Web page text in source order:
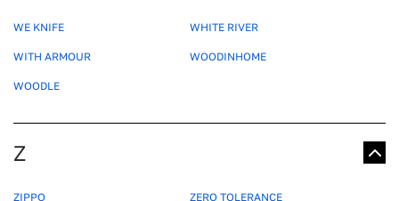
WE KNIFE WHITE RIVER
WITH ARMOUR WOODINHOME
WOODLE
Z
ZIPPO ZERO TOLERANCE